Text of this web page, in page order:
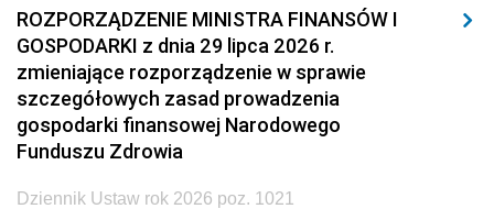
ROZPORZĄDZENIE MINISTRA FINANSÓW I
GOSPODARKI z dnia 29 lipca 2026 r.
zmieniające rozporządzenie w sprawie
szczegółowych zasad prowadzenia
gospodarki finansowej Narodowego
Funduszu Zdrowia
Dziennik Ustaw rok 2026 poz. 1021